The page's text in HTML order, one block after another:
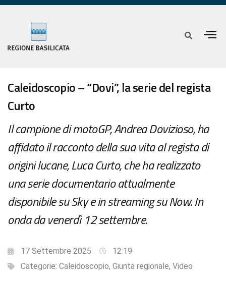
Caleidoscopio – “Dovi”, la serie del regista
Curto
Il campione di motoGP, Andrea Dovizioso, ha
affidato il racconto della sua vita al regista di
origini lucane, Luca Curto, che ha realizzato
una serie documentario attualmente
disponibile su Sky e in streaming su Now. In
onda da venerdì 12 settembre.
17 Settembre 2025
12:19
Categorie: Caleidoscopio, Giunta regionale, Video